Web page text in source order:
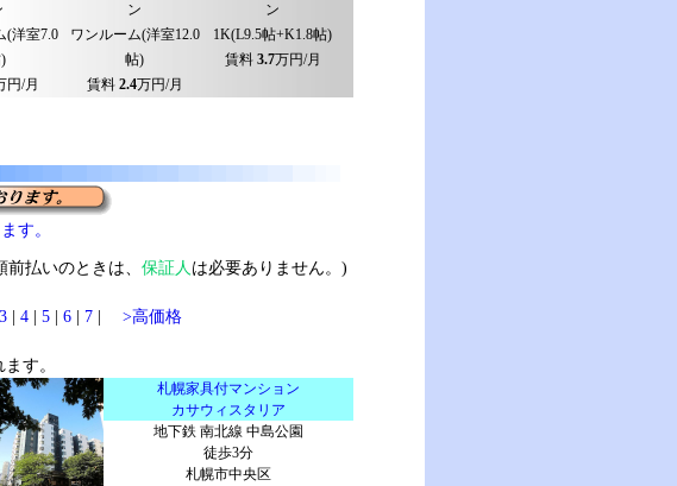
(洋室7.0
円/月
ン
ワンルーム(洋室12.0
帖)
賃料 2.4万円/月
ン
1K(L9.5帖+K1.8帖)
賃料 3.7万円/月
す。
前払いのときは、 保証人 は必要ありません。)
3| 4| 5| 6| 7| >高価格
す。
札幌家具付マンション
カサウィスタリア
地下鉄 南北線 中島公園
徒歩3分
札幌市中央区